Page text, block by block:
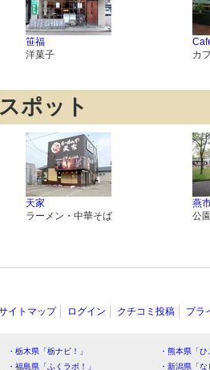
笹福
洋菓子
カ
ポット
天家
ラーメン・中華そば
燕
公
イトマップ ログイン クチコミ投稿 プラ
・栃木県「栃ナビ！」
・熊本県「
・福島県「ふくラボ！」
・新潟県「